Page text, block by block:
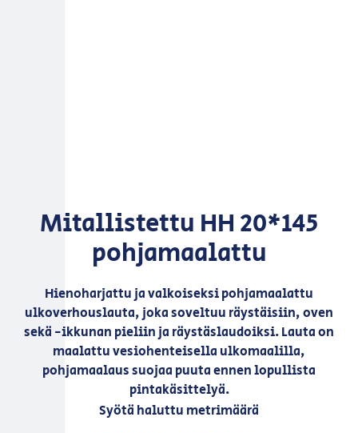
Mitallistettu HH 20*145
pohjamaalattu
Hienoharjattu ja valkoiseksi pohjamaalattu
ulkoverhouslauta, joka soveltuu räystäisiin, oven
sekä -ikkunan pieliin ja räystäslaudoiksi. Lauta on
maalattu vesiohenteisella ulkomaalilla,
pohjamaalaus suojaa puuta ennen lopullista
pintakäsittelyä.
Syötä haluttu metrimäärä